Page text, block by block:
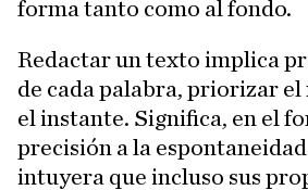
forma tanto como al fondo.
Redactar un texto implica
de cada palabra, priorizar el
el instante. Significa, en el
precisión a la
intuyera que incluso sus